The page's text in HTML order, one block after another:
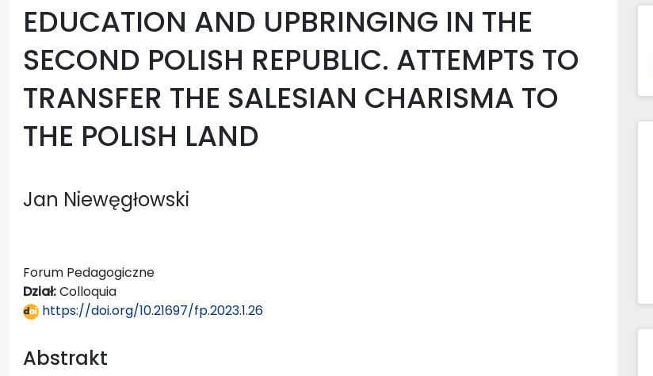
EDUCATION AND UPBRINGING IN THE
SECOND POLISH REPUBLIC. ATTEMPTS TO
TRANSFER THE SALESIAN CHARISMA TO
THE POLISH LAND
Jan Niewęgłowski
Forum Pedagogiczne
Dział:Colloquia
https://doi.org/10.21697/fp.2023.1.26
Abstrakt